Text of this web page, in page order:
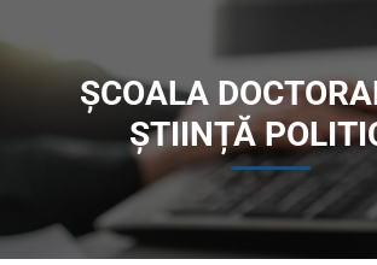
ȘCOALA
ȘTIINȚĂ